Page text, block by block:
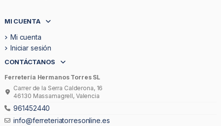
MI CUENTA
Mi cuenta
Iniciar sesión
CONTÁCTANOS
Ferretería Hermanos Torres SL
Carrer de la Serra Calderona, 16
46130 Massamagrell, Valencia
961452440
info@ferreteriatorresonline.es